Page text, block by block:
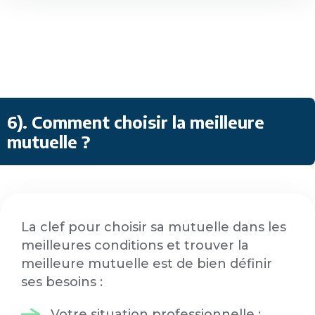
6). Comment choisir la meilleure
mutuelle ?
La clef pour choisir sa mutuelle dans les
meilleures conditions et trouver la
meilleure mutuelle est de bien définir
ses besoins :